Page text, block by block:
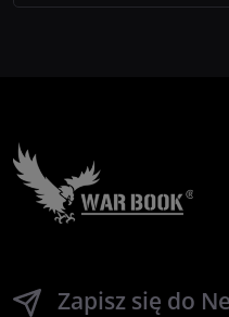
Zapisz się do